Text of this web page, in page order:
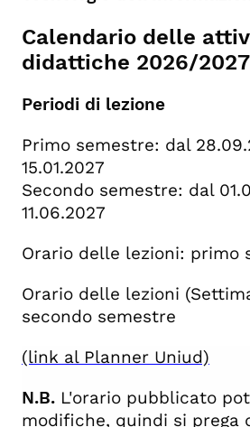
Calendario delle
didattiche 2026/2027
Periodi di lezione
Primo semestre: dal
15.01.2027
Secondo semestre: dal
11.06.2027
Orario delle lezioni: primo
Orario delle lezioni
secondo semestre
(link al Planner Uniud)
N.B. L'orario pubblicato
modifiche, quindi si prega